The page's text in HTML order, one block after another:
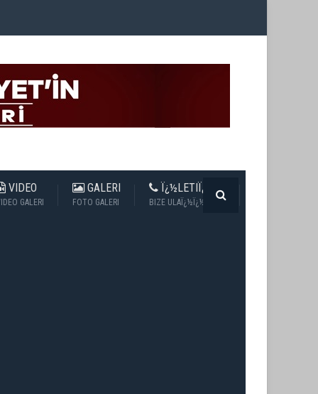
VIDEO
GALERI
GALERI
FOTO GALERI
Ï¿½LETIÏ¿½IM
BIZE ULAÏ¿½Ï¿½N